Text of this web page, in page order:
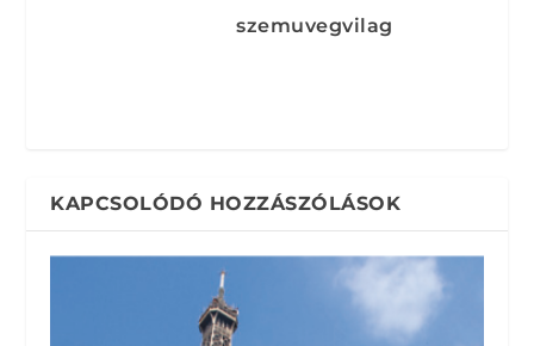
szemuvegvilag
KAPCSOLÓDÓ HOZZÁSZÓLÁSOK